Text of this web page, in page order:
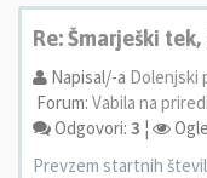
Re: Šmarješki
Napisal/-a Dolenjski
Forum: Vabila na
Odgovori: 3 ¦
Prevzem startnih